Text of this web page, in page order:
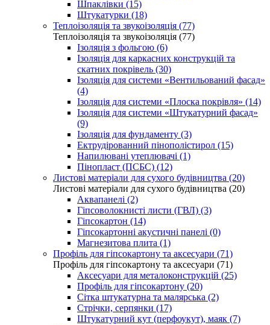
Шпаклівки (15)
Штукатурки (18)
Теплоізоляція та звукоізоляція (77)
Теплоізоляція та звукоізоляція (77)
Ізоляція з фольгою (6)
Ізоляція для каркасних конструкцій та
скатних покрівель (30)
Ізоляція для системи «Вентильований фасад»
(4)
Ізоляція для системи «Плоска покрівля» (14)
Ізоляція для системи «Штукатурний фасад»
(9)
Ізоляція для фундаменту (3)
Ектрудірованний пінополістирол (15)
Напилювані утеплювачі (1)
Пінопласт (ПСБС) (12)
Листові матеріали для сухого будівництва (20)
Листові матеріали для сухого будівництва (20)
Аквапанелі (2)
Гіпсоволокнисті листи (ГВЛ) (3)
Гіпсокартон (14)
Гіпсокартонні акустичні панелі (0)
Магнезитова плита (1)
Профіль для гіпсокартону та аксесуари (71)
Профіль для гіпсокартону та аксесуари (71)
Аксесуари для металоконструкцій (25)
Профіль для гіпсокартону (20)
Сітка штукатурна та малярська (2)
Стрічки, серпянки (17)
Штукатурний кут (перфоукут), маяк (7)